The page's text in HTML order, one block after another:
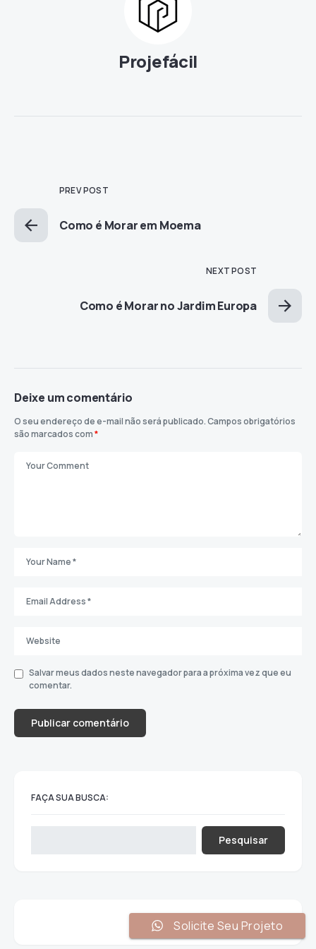
Projefácil
PREV POST
Como é Morar em Moema
NEXT POST
Como é Morar no Jardim Europa
Deixe um comentário
O seu endereço de e-mail não será publicado.Campos obrigatórios
são marcados com*
Salvar meus dados neste navegador para a próxima vez que eu
comentar.
FAÇA SUA BUSCA:
Pesquisar
Solicite Seu Projeto